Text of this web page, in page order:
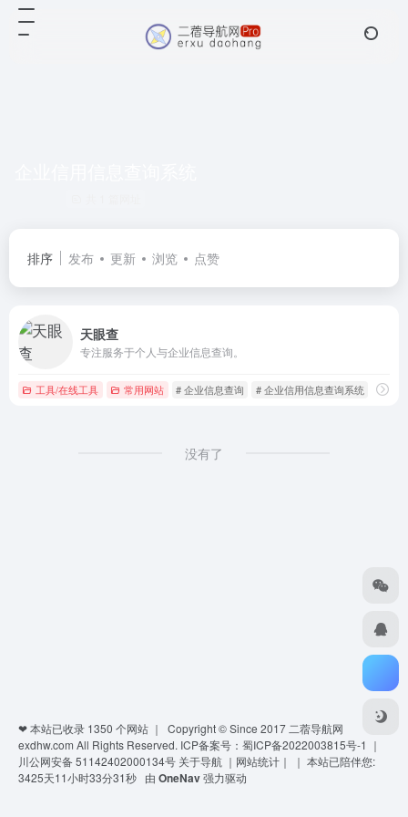
排序 发布 更新 浏览 点赞
天眼查
专注服务于个人与企业信息查询。
工具/在线工具 常用网站 # 企业信息查询 # 企业信用信息查询系统 # 企业
没有了
❤ 本站已收录 1350 个网站 ｜ Copyright © Since 2017 二蓿导航网
exdhw.com All Rights Reserved. ICP备案号：蜀ICP备2022003815号-1 ｜
川公网安备 51142402000134号 关于导航 ｜ 网站统计 ｜ ｜ 本站已陪伴您:
3425天11小时33分31秒 由 OneNav强力驱动